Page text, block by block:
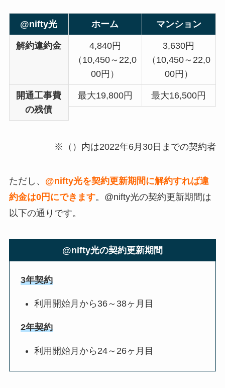
@nifty光 ホーム マンション
解約違約金
4,840円
（10,450～22,0
00円）
3,630円
（10,450～22,0
00円）
開通工事費
の残債
最大19,800円 最大16,500円
※（）内は2022年6月30日までの契約者
ただし、 @nifty光を契約更新期間に解約すれば違
約金は0円にできます。@nifty光の契約更新期間は
以下の通りです。
@nifty光の契約更新期間
3年契約
利用開始月から36～38ヶ月目
2年契約
利用開始月から24～26ヶ月目